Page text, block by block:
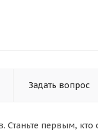
Задать вопрос
Станьте первым, кто